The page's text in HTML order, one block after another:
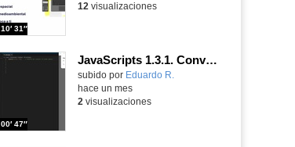
10′ 31″
12 visualizaciones
JavaScripts 1.3.1. Conversiones de tipos de datos. Parte III.
Contenido educativo.
subido por Eduardo R.
00′ 47″
hace un mes
2 visualizaciones